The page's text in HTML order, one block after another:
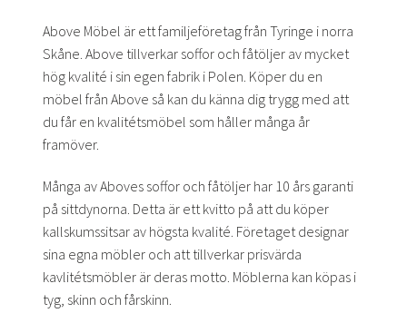
Above Möbel är ett familjeföretag från Tyringe i norra
Skåne. Above tillverkar soffor och fåtöljer av mycket
hög kvalité i sin egen fabrik i Polen. Köper du en
möbel från Above så kan du känna dig trygg med att
du får en kvalitétsmöbel som håller många år
framöver.
Många av Aboves soffor och fåtöljer har 10 års garanti
på sittdynorna. Detta är ett kvitto på att du köper
kallskumssitsar av högsta kvalité. Företaget designar
sina egna möbler och att tillverkar prisvärda
kavlitétsmöbler är deras motto. Möblerna kan köpas i
tyg, skinn och fårskinn.